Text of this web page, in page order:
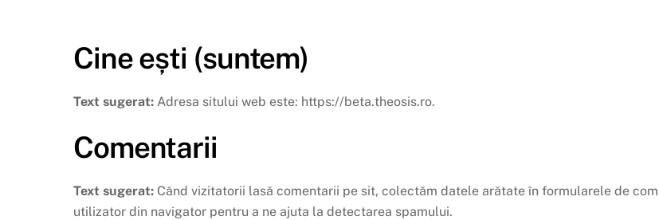
Cine ești (suntem)
Text sugerat: Adresa sitului web este: https://beta.theosis.ro.
Comentarii
Text sugerat: Când vizitatorii lasă comentarii pe sit, colectăm datele arătate în formularele de
utilizator din navigator pentru a ne ajuta la detectarea spamului.